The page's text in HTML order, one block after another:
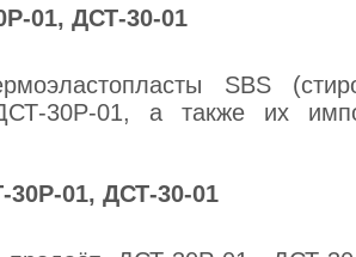
01, ДСТ-30-01
SBS
30Р-01, а также их
01, ДСТ-30-01